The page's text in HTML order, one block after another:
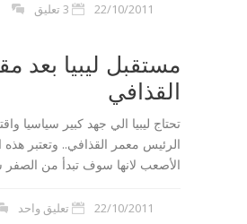
22/10/2011 3 تعليق
مستقبل ليبيا بعد
القذافي
تحتاج ليبيا الي جهد كبير سياسيا
الرئيس معمر القذافي.. وتعتبر
الأصعب لانها سوف تبدأ من الصفر
22/10/2011 تعليق واحد